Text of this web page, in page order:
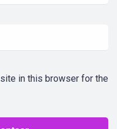
in this browser for the